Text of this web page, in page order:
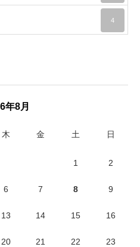
4
年8月
木 金 土 日
1 2
6 7 8 9
13 14 15 16
20 21 22 23